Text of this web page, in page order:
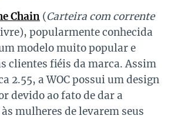
Chain (Carteira com corrente
popularmente conhecida
modelo muito popular e
clientes fiéis da marca. Assim
2.55, a WOC possui um design
devido ao fato de dar a
mulheres de levarem seus